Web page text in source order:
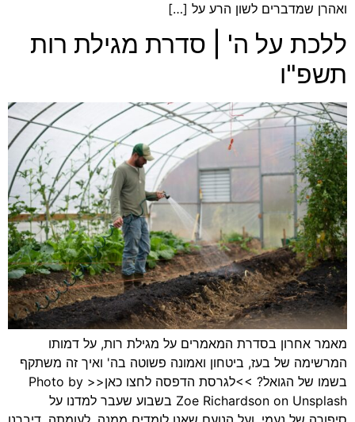
ואהרן שמדברים לשון הרע על […]
ללכת על ה' | סדרת מגילת רות
תשפ"ו
מאמר אחרון בסדרת המאמרים על מגילת רות, על דמותו
המרשימה של בעז, ביטחון ואמונה פשוטה בה' ואיך זה משתקף
בשמו של הגואל? >>לגרסת הדפסה לחצו כאן<< Photo by
Zoe Richardson on Unsplash בשבוע שעבר למדנו על